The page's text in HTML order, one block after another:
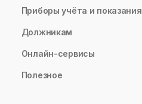
Приборы учёта и показания
Должникам
Онлайн-сервисы
Полезное